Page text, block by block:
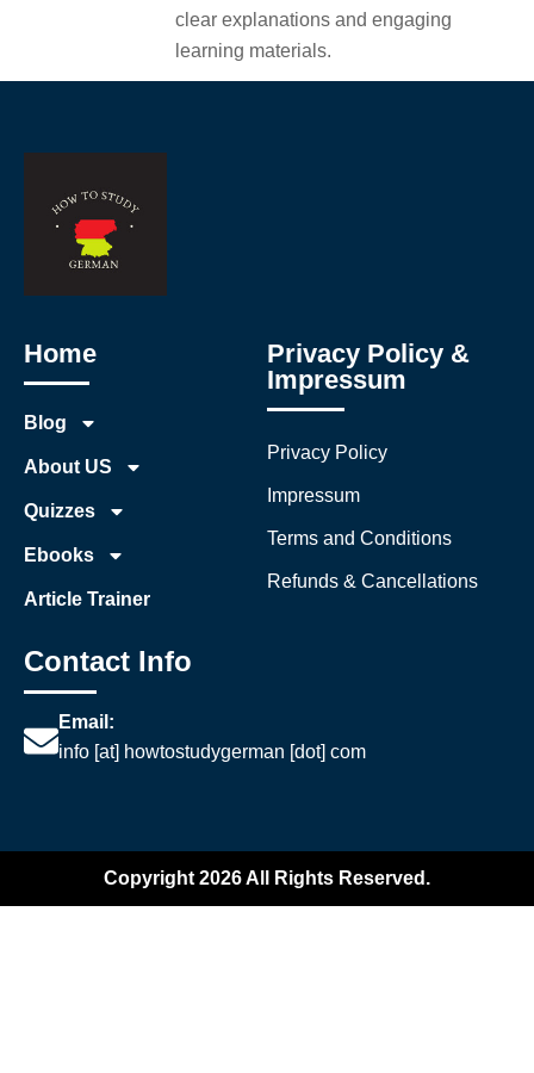
clear explanations and engaging
learning materials.
Home
Blog
About US
Quizzes
Ebooks
Article Trainer
Privacy Policy &
Impressum
Privacy Policy
Impressum
Terms and Conditions
Refunds & Cancellations
Contact Info
Email:
info [at] howtostudygerman [dot] com
Copyright 2026 All Rights Reserved.